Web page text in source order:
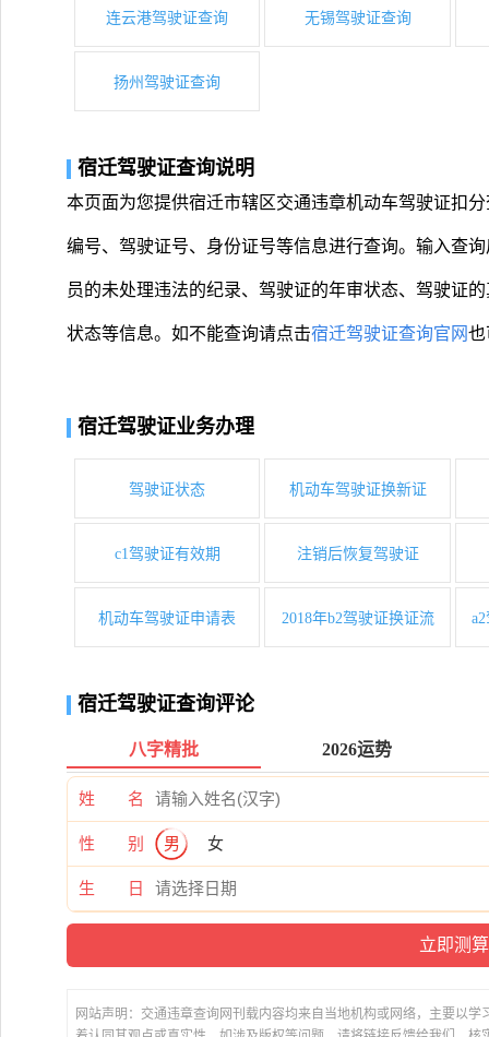
连云港驾驶证查询 无锡驾驶证查询
扬州驾驶证查询
宿迁驾驶证查询说明
本页面为您提供宿迁市辖区交通违章机动车驾驶证扣
编号、驾驶证号、身份证号等信息进行查询。输入查
员的未处理违法的纪录、驾驶证的年审状态、驾驶证
状态等信息。如不能查询请点击宿迁驾驶证查询官网也
宿迁驾驶证业务办理
驾驶证状态 机动车驾驶证换新证
c1驾驶证有效期 注销后恢复驾驶证
机动车驾驶证申请表 2018年b2驾驶证换证流
宿迁驾驶证查询评论
八字精批 2026运势
姓 名
性 别 男 女
生 日
网站声明：交通违章查询网刊载内容均来自当地机构或网络，主要以